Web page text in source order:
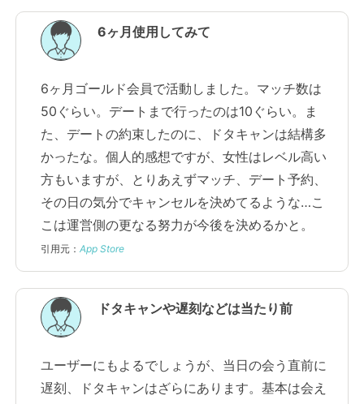
6ヶ月使用してみて
6ヶ月ゴールド会員で活動しました。マッチ数は
50ぐらい。デートまで行ったのは10ぐらい。ま
た、デートの約束したのに、ドタキャンは結構多
かったな。個人的感想ですが、女性はレベル高い
方もいますが、とりあえずマッチ、デート予約、
その日の気分でキャンセルを決めてるような…こ
こは運営側の更なる努力が今後を決めるかと。
引用元： App Store
ドタキャンや遅刻などは当たり前
ユーザーにもよるでしょうが、当日の会う直前に
遅刻、ドタキャンはざらにあります。基本は会え